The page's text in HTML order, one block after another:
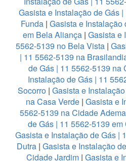
Gasista e Instalação de Gás
Funda | Gasista e Instalação
em Bela Aliança | Gasista e
5562-5139 no Bela Vista|
| 11 5562-5139 na
de Gás | 11 5562-5139 na
Instalação de Gás | 11
Socorro | Gasista e
na Casa Verde| Gasista e
5562-5139 na Cidade
de Gás | 11 5562-5139
Gasista e Instalação de Gás |
Dutra | Gasista e Instalação
Cidade Jardim| Gasista e